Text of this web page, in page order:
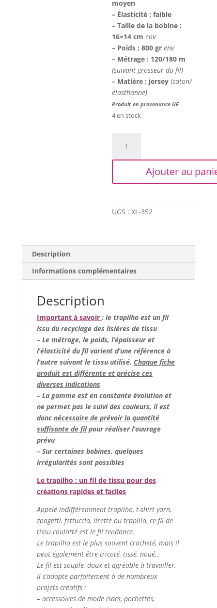
moyen
– Élasticité : faible
– Taille de la bobine :
16×14 cmenv
– Poids : 800 grenv
– Métrage : 120/180 m
(suivant grosseur du fil)
– Matière : jersey(coton/
élasthanne)
Produit en provenance UE
4 en stock
Trapilho
-
fleuri
sur
Ajouter au
UGS :XL-352
Description
Informations complémentaires
Description
Important à savoir : le trapilho est un fil
issu du recyclage des lisières de tissu
– Le métrage, le poids, l’épaisseur et
l’élasticité du fil varient d’une référence à
l’autre suivant le tissu utilisé. Chaque fiche
produit est différente et précise ces
diverses indications
– La gamme est en constante évolution et
ne permet pas le suivi des couleurs, il est
donc nécessaire de prévoir la quantité
suffisante de filpour réaliser l’ouvrage
prévu
– Sur certaines bobines, quelques
irrégularités sont possibles
Le trapilho : un fil de tissu pour des
créations rapides et faciles
Appelé indifféremment trapilho, t-shirt yarn,
zpagetti, fettuccia, lirette ou trapillo, ce fil de
tissu roulotté est le fil tendance.
Le trapilho est le plus souvent crocheté, mais il
peut également être tricoté, tissé, noué…
Le fil est souple, doux et agréable à travailler.
Il s’adapte parfaitement à de nombreux
projets créatifs :
– accessoires de mode (sacs, pochettes,